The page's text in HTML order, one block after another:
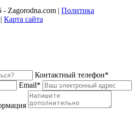
Zagorodna.com | Политика
| Карта сайта
Контактный телефон*
Email*